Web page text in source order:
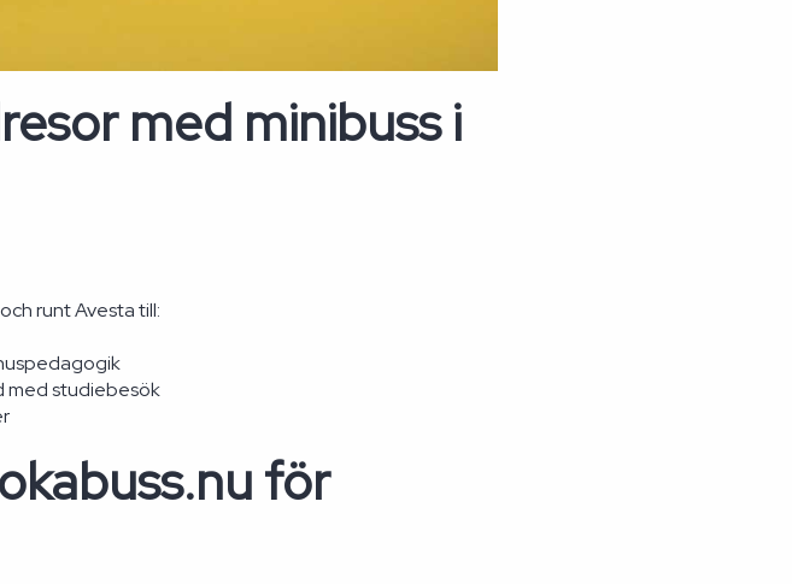
med minibuss i
runt Avesta till:
med studiebesök
för